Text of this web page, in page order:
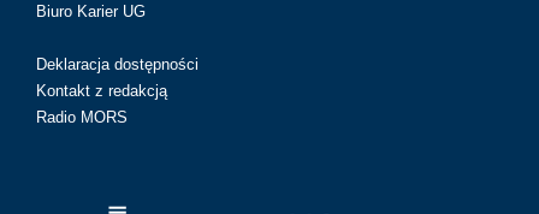
Biuro Karier UG
Deklaracja dostępności
Kontakt z redakcją
Radio MORS